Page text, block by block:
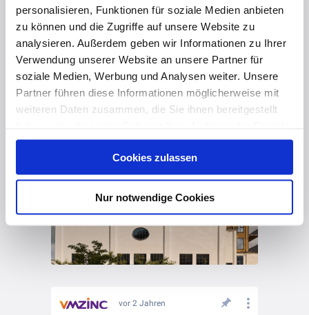
personalisieren, Funktionen für soziale Medien anbieten
zu können und die Zugriffe auf unsere Website zu
analysieren. Außerdem geben wir Informationen zu Ihrer
Verwendung unserer Website an unsere Partner für
soziale Medien, Werbung und Analysen weiter. Unsere
Partner führen diese Informationen möglicherweise mit
weiteren Daten zusammen, die Sie ihnen bereitgestellt
gesammelt haben. Hier finden Sie Informationen zum
und unserImpressum.
Cookies zulassen
Nur notwendige Cookies
vor 2 Jahren
Lifestyle statt Tubenkäse
vor 2 Jahren